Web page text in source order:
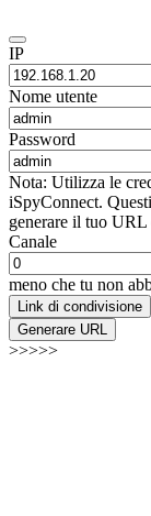
IP
Nome utente
Password
Nota: Utilizza le
iSpyConnect.
generare il tuo
Canale
meno che tu non
Link di condivisione
Generare URL
>>>>>